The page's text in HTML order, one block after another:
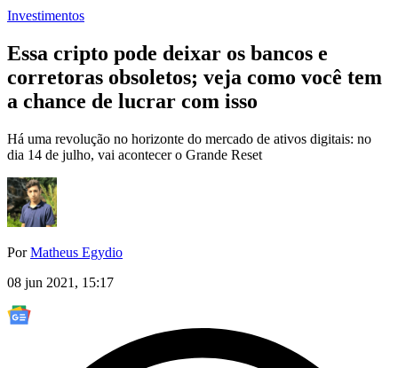
Investimentos
Essa cripto pode deixar os bancos e
corretoras obsoletos; veja como você tem
a chance de lucrar com isso
Há uma revolução no horizonte do mercado de ativos digitais: no
dia 14 de julho, vai acontecer o Grande Reset
PorMatheus Egydio
08 jun 2021, 15:17